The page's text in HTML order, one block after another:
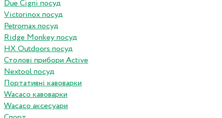
Due Cigni посуд
Victorinox посуд
Petromax посуд
Ridge Monkey посуд
HX Outdoors посуд
Столові прибори Active
Nextool посуд
Портативні кавоварки
Wacaco кавоварки
Wacaco аксесуари